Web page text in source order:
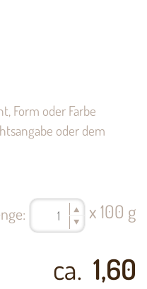
Form oder Farbe
oder dem
x 100 g
ca. 1,60